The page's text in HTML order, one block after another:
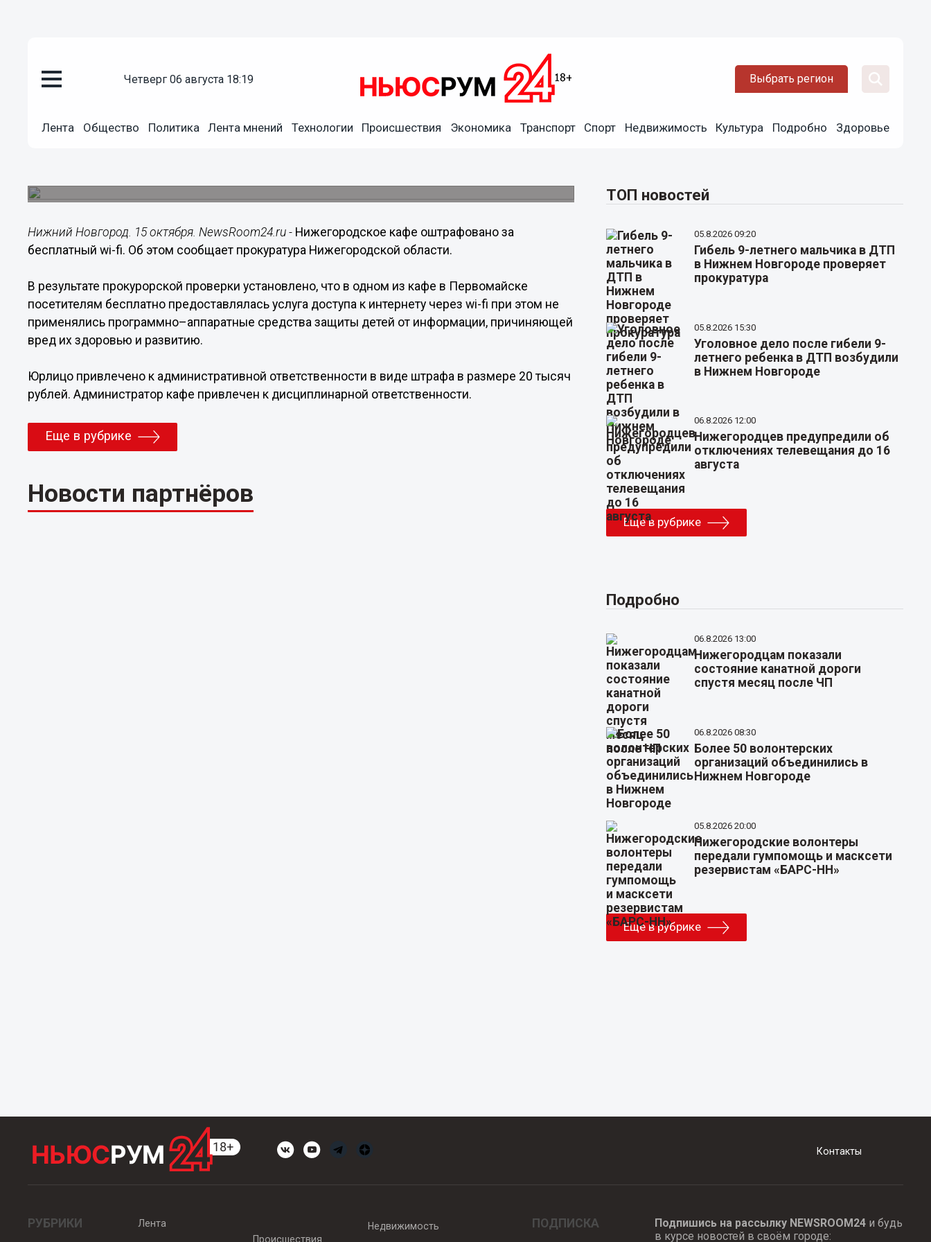
четверг 06 августа 18:19 Выбрать регион
Лента Общество Политика Лента мнений Технологии Происшествия Экономика Транспорт Спорт Недвижимость Культура Подробно Здоровье
15.10.201815:24
Нижний Новгород. 15 октября. NewsRoom24.ru - Нижегородское кафе оштрафовано за
бесплатный wi-fi. Об этом сообщает прокуратура Нижегородской области.
В результате прокурорской проверки установлено, что в одном из кафе в Первомайске
посетителям бесплатно предоставлялась услуга доступа к интернету через wi-fi при этом не
применялись программно–аппаратные средства защиты детей от информации, причиняющей
вред их здоровью и развитию.
Юрлицо привлечено к административной ответственности в виде штрафа в размере 20 тысяч
рублей. Администратор кафе привлечен к дисциплинарной ответственности.
Еще в рубрике
Новости партнёров
ТОП новостей
05.8.2026 09:20
Гибель 9-летнего мальчика в ДТП
в Нижнем Новгороде проверяет
прокуратура
05.8.2026 15:30
Уголовное дело после гибели 9-
летнего ребенка в ДТП возбудили
в Нижнем Новгороде
06.8.2026 12:00
Нижегородцев предупредили об
отключениях телевещания до 16
августа
Еще в рубрике
Подробно
06.8.2026 13:00
Нижегородцам показали
состояние канатной дороги
спустя месяц после ЧП
06.8.2026 08:30
Более 50 волонтерских
организаций объединились в
Нижнем Новгороде
05.8.2026 20:00
Нижегородские волонтеры
передали гумпомощь и масксети
резервистам «БАРС-НН»
Еще в рубрике
Контакты
РУБРИКИ
Лента
Происшествия
Недвижимость ПОДПИСКА Подпишись на рассылку NEWSROOM24и будь
в курсе новостей в своём городе: